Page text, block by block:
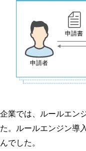
業では、ルールエン
。ルールエンジン導
でした。